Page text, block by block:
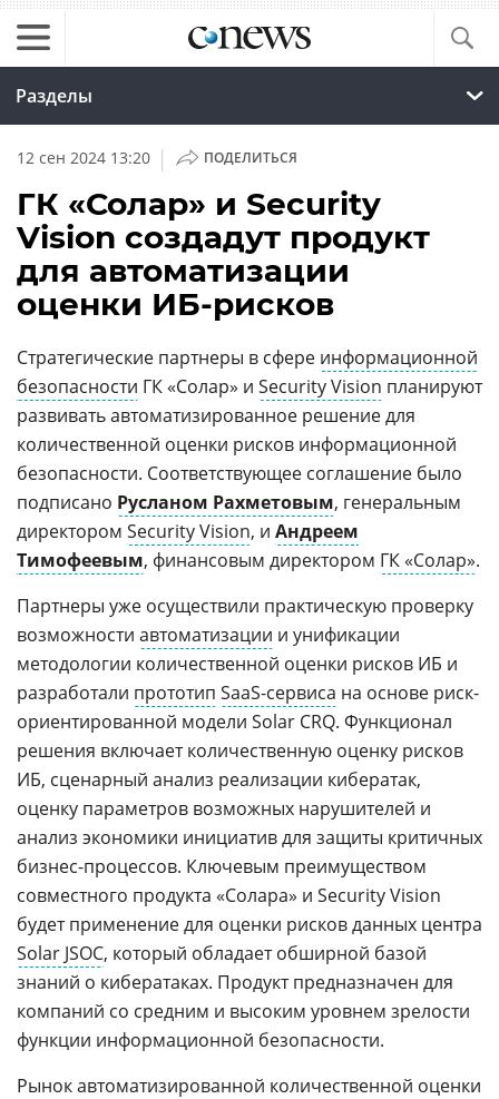
Разделы
12 сен 2024 13:20 | ПОДЕЛИТЬСЯ
ГК «Солар» и Security
Vision создадут продукт
для автоматизации
оценки ИБ-рисков
Стратегические партнеры в сфере информационной
безопасности ГК «Солар» и Security Vision планируют
развивать автоматизированное решение для
количественной оценки рисков информационной
безопасности. Соответствующее соглашение было
подписано Русланом Рахметовым, генеральным
директором Security Vision, и Андреем
Тимофеевым, финансовым директором ГК «Солар».
Партнеры уже осуществили практическую проверку
возможности автоматизации и унификации
методологии количественной оценки рисков ИБ и
разработали прототип SaaS-сервиса на основе риск-
ориентированной модели Solar CRQ. Функционал
решения включает количественную оценку рисков
ИБ, сценарный анализ реализации кибератак,
оценку параметров возможных нарушителей и
анализ экономики инициатив для защиты критичных
бизнес-процессов. Ключевым преимуществом
совместного продукта «Солара» и Security Vision
будет применение для оценки рисков данных центра
Solar JSOC, который обладает обширной базой
знаний о кибератаках. Продукт предназначен для
компаний со средним и высоким уровнем зрелости
функции информационной безопасности.
Рынок автоматизированной количественной оценки